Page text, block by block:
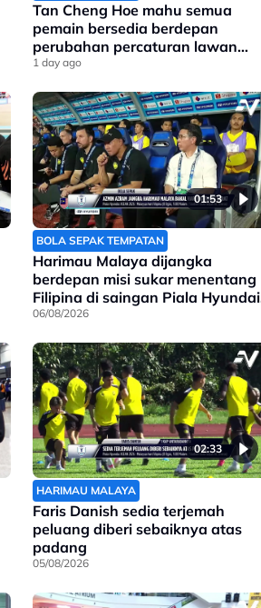
Tan Cheng Hoe mahu semua
pemain bersedia berdepan
perubahan percaturan lawan
Filipina
1 day ago
01:53
BOLA SEPAK TEMPATAN
Harimau Malaya dijangka
berdepan misi sukar menentang
Filipina di saingan Piala Hyundai
Asean
06/08/2026
02:33
HARIMAU MALAYA
Faris Danish sedia terjemah
peluang diberi sebaiknya atas
padang
05/08/2026